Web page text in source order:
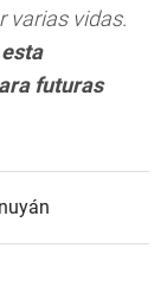
varias vidas.
futuras